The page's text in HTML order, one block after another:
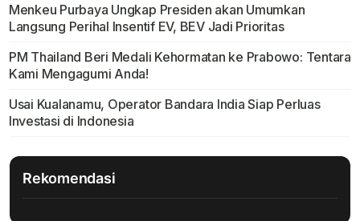
Menkeu Purbaya Ungkap Presiden akan Umumkan
Langsung Perihal Insentif EV, BEV Jadi Prioritas
PM Thailand Beri Medali Kehormatan ke Prabowo: Tentara
Kami Mengagumi Anda!
Usai Kualanamu, Operator Bandara India Siap Perluas
Investasi di Indonesia
Rekomendasi